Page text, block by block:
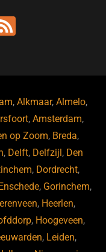
,Alkmaar,Almelo,
,Amsterdam,
op Zoom, Breda,
, Delft, Delfzijl, Den
, Dordrecht,
, Gorinchem,
, Heerlen,
, Hoogeveen,
, Leiden,